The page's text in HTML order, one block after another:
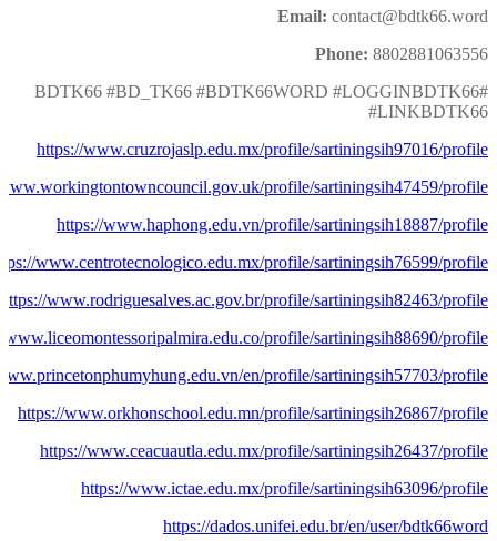
Email: contact@bdtk66.word
Phone: 8802881063556
#BDTK66 #BD_TK66 #BDTK66WORD #LOGGINBDTK66
#LINKBDTK66
https://www.cruzrojaslp.edu.mx/profile/sartiningsih97016/profile
profile/sartiningsih47459/profile
https://www.haphong.edu.vn/profile/sartiningsih18887/profile
www.centrotecnologico.edu.mx/profile/sartiningsih76599/profile
https://www.rodriguesalves.ac.gov.br/profile/sartiningsih82463/profile
www.liceomontessoripalmira.edu.co/profile/sartiningsih88690/profile
en/profile/sartiningsih57703/profile
https://www.orkhonschool.edu.mn/profile/sartiningsih26867/profile
https://www.ceacuautla.edu.mx/profile/sartiningsih26437/profile
https://www.ictae.edu.mx/profile/sartiningsih63096/profile
https://dados.unifei.edu.br/en/user/bdtk66word